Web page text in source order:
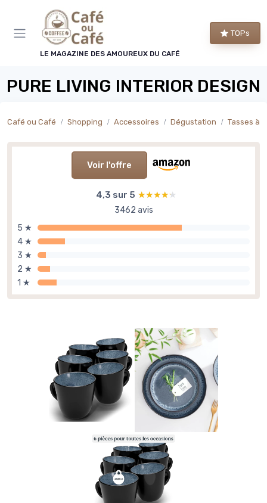
LE MAGAZINE DES AMOUREUX DU CAFÉ
TOPs
PURE LIVING INTERIOR DESIGN
Café ou Café Shopping Accessoires Dégustation Tasses à
Voir l'offre
4,3 sur 5 ★★★★★
★★★★★
3462 avis
5 ★
4 ★
3 ★
2 ★
1 ★
Panneau de gestion des cookies